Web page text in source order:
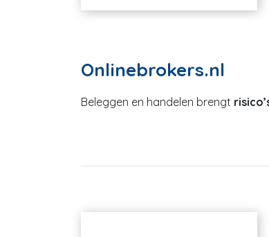
Onlinebrokers.nl
Beleggen en handelen brengt